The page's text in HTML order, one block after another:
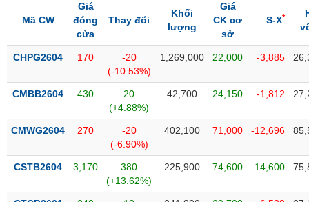
Mã CW
Giá
đóng
cửa
Thay đổi
Khối
lượng
Giá
CK cơ
sở
S-X*
CHPG2604 170
-20
(-10.53%)
1,269,000 22,000 -3,885
CMBB2604 430
20
(+4.88%)
42,700 24,150 -1,812
CMWG2604 270
-20
(-6.90%)
402,100 71,000 -12,696
CSTB2604 3,170
380
(+13.62%)
225,900 74,600 14,600
BẤT
SẢN
chứng
(-)